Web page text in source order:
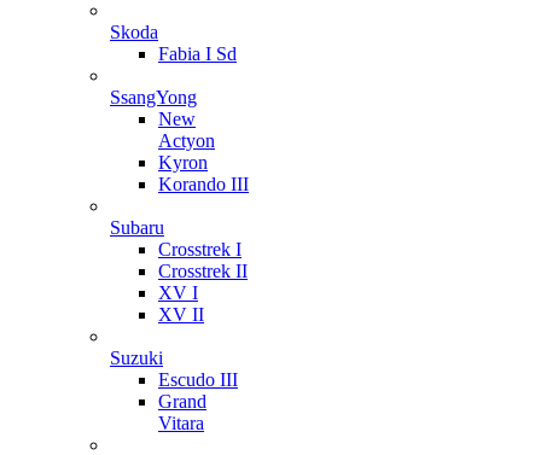
Skoda
Fabia I Sd
SsangYong
New
Actyon
Kyron
Korando III
Subaru
Crosstrek I
Crosstrek II
XV I
XV II
Suzuki
Escudo III
Grand
Vitara